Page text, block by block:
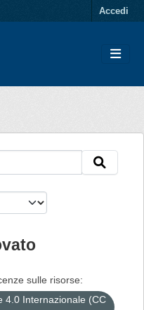
Accedi
sulle risorse:
4.0 Internazionale (CC